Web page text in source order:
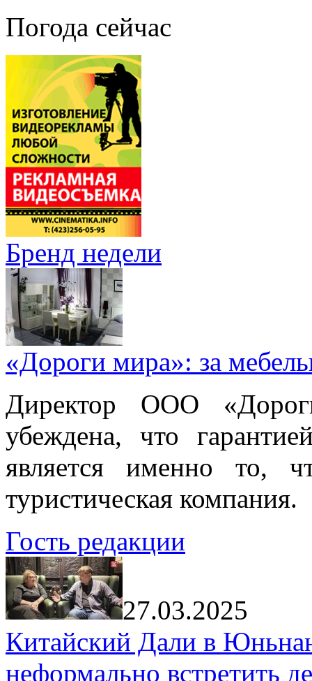
Погода сейчас
Бренд недели
«Дороги мира»: за
Директор ООО
убеждена, что
является именно то,
туристическая компания.
Гость редакции
27.03.2025
Китайский Дали в
неформально встретить